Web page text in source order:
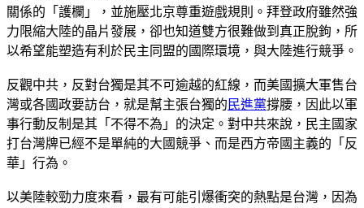
關係的「護欄」，並施壓北京尊重遊戲規則。拜登政府雖然強
力限縮大陸的晶片發展，卻也知道雙方很難做到真正脫鉤，所
以希望能塑造有利於民主同盟的國際環境，與大陸進行競爭。
反觀中共，反對台獨是其不可逾越的紅線，而美國擴大軍售台
灣或各國政要訪台，就是幫主張台獨的 民進黨撐腰，因此以軍
事行動反制是其「不得不為」的決定。對中共來說，民主國家
打台灣牌已經不是單純的大國競爭、而是西方帝國主義的「反
華」行為。
以美陸較勁力度來看，最有可能引爆衝突的熱點是台灣，因為